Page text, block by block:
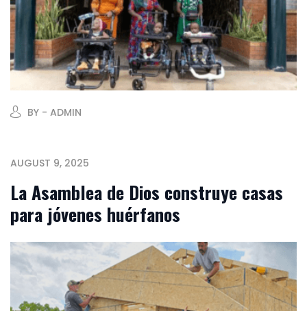
BY - ADMIN
AUGUST 9, 2025
La Asamblea de Dios construye casas
para jóvenes huérfanos